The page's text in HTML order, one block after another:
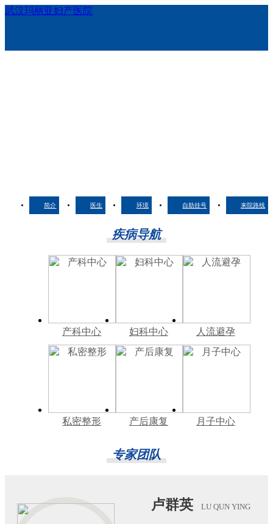
武汉玛丽亚妇产医院
简介 医生 环境 自助挂号 来院路线
疾病导航
产科中心 妇科中心 人流避孕
私密整形 产后康复 月子中心
专家团队
卢群英 LU QUN YING